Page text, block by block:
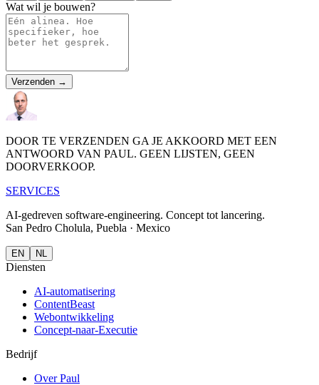
Wat wil je bouwen?
Verzenden →
DOOR TE VERZENDEN GA JE AKKOORD MET EEN
ANTWOORD VAN PAUL. GEEN LIJSTEN, GEEN
DOORVERKOOP.
SERVICES
AI-gedreven software-engineering. Concept tot lancering.
San Pedro Cholula, Puebla · Mexico
EN NL
Diensten
AI-automatisering
ContentBeast
Webontwikkeling
Concept-naar-Executie
Bedrijf
Over Paul